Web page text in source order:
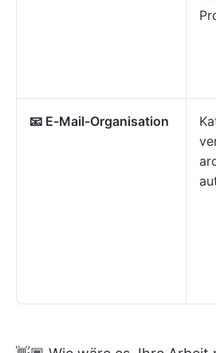
📧 E-Mail-Organisation